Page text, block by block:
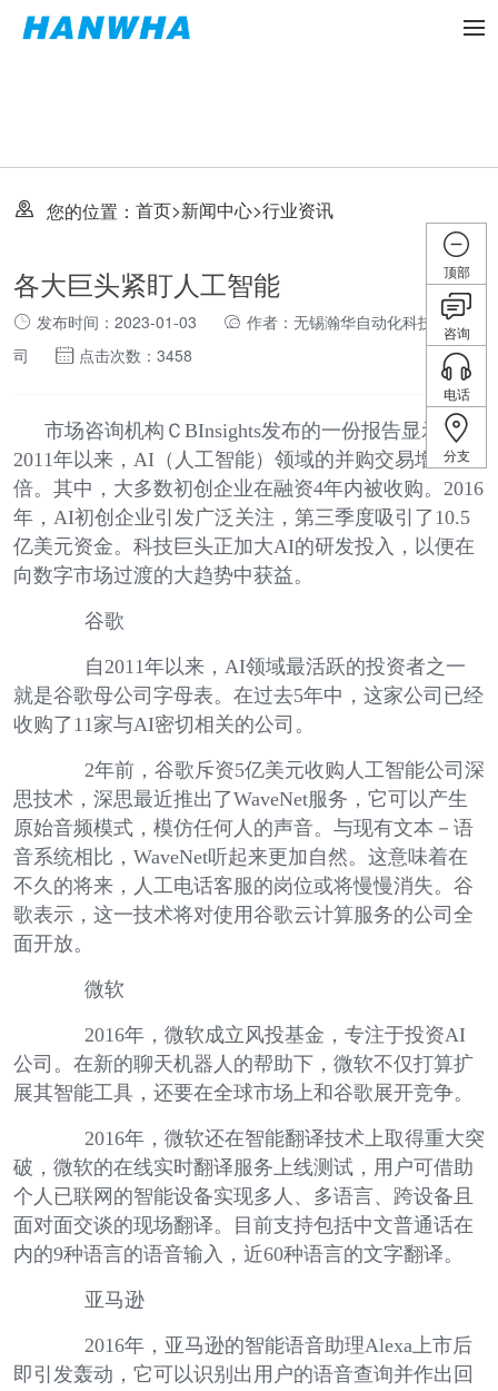
您的位置： 首页>新闻中心>行业资讯
各大巨头紧盯人工智能
发布时间：2023-01-03
作者：无锡瀚华自动化科技有限公
司
点击次数：3458
市场咨询机构ＣBInsights发布的一份报告显示，自
2011年以来，AI（人工智能）领域的并购交易增加了7
倍。其中，大多数初创企业在融资4年内被收购。2016
年，AI初创企业引发广泛关注，第三季度吸引了10.5
亿美元资金。科技巨头正加大AI的研发投入，以便在
向数字市场过渡的大趋势中获益。
谷歌
自2011年以来，AI领域最活跃的投资者之一
就是谷歌母公司字母表。在过去5年中，这家公司已经
收购了11家与AI密切相关的公司。
2年前，谷歌斥资5亿美元收购人工智能公司深
思技术，深思最近推出了WaveNet服务，它可以产生
原始音频模式，模仿任何人的声音。与现有文本－语
音系统相比，WaveNet听起来更加自然。这意味着在
不久的将来，人工电话客服的岗位或将慢慢消失。谷
歌表示，这一技术将对使用谷歌云计算服务的公司全
面开放。
微软
2016年，微软成立风投基金，专注于投资AI
公司。在新的聊天机器人的帮助下，微软不仅打算扩
展其智能工具，还要在全球市场上和谷歌展开竞争。
2016年，微软还在智能翻译技术上取得重大突
破，微软的在线实时翻译服务上线测试，用户可借助
个人已联网的智能设备实现多人、多语言、跨设备且
面对面交谈的现场翻译。目前支持包括中文普通话在
内的9种语言的语音输入，近60种语言的文字翻译。
亚马逊
2016年，亚马逊的智能语音助理Alexa上市后
即引发轰动，它可以识别出用户的语音查询并作出回
顶部
咨询
电话
分支